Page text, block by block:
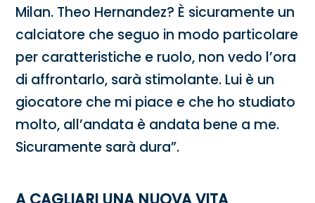
Milan. Theo Hernandez? È sicuramente un
calciatore che seguo in modo particolare
per caratteristiche e ruolo, non vedo l’ora
di affrontarlo, sarà stimolante. Lui è un
giocatore che mi piace e che ho studiato
molto, all’andata è andata bene a me.
Sicuramente sarà dura”.